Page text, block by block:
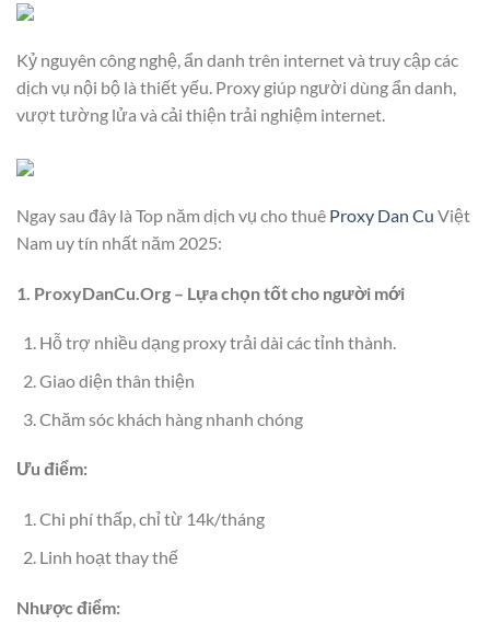
Kỷ nguyên công nghệ, ẩn danh trên internet và truy cập các
dịch vụ nội bộ là thiết yếu. Proxy giúp người dùng ẩn danh,
vượt tường lửa và cải thiện trải nghiệm internet.
Ngay sau đây là Top năm dịch vụ cho thuê Proxy Dan Cu Việt
Nam uy tín nhất năm 2025:
1. ProxyDanCu.Org – Lựa chọn tốt cho người mới
Hỗ trợ nhiều dạng proxy trải dài các tỉnh thành.
Giao diện thân thiện
Chăm sóc khách hàng nhanh chóng
Ưu điểm:
Chi phí thấp, chỉ từ 14k/tháng
Linh hoạt thay thế
Nhược điểm: